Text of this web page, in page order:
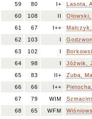
59
80 I+
Lasota,
60
108 II
61
67 I++
62
103 I
63
102 I
64
98 I
Jóźwik,
65
83 II+
Zuba,
66
66 I++
67
79 WIM
68
65 WFM